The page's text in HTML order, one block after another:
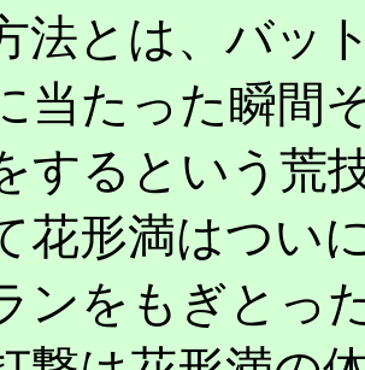
とは、バッ
当たった瞬間
するという荒
形満はつい
ンをもぎとっ